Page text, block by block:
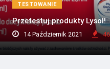
TESTOWANIE
Przetestuj produkty Lysol!
14 Październik 2021